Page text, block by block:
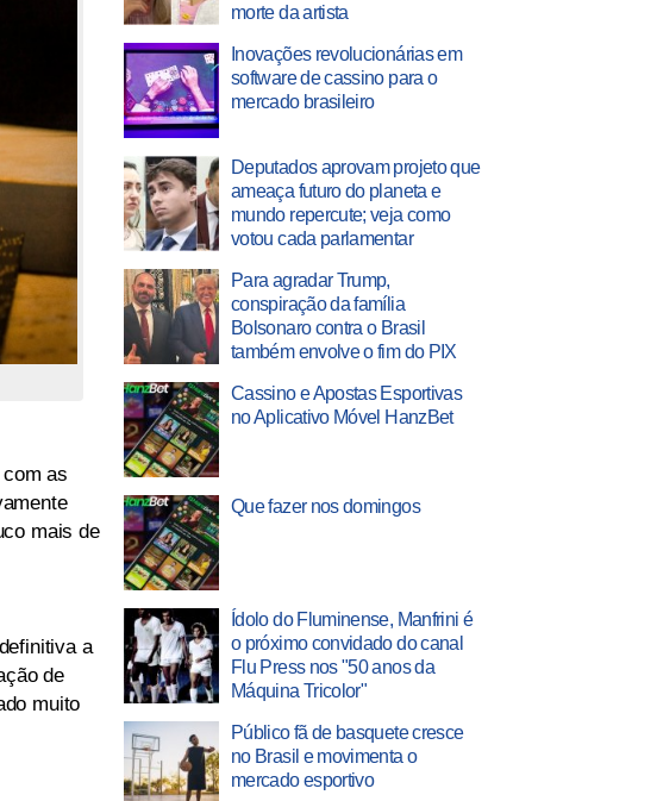
as
mais de
a
de
muito
morte da artista
Inovações revolucionárias em
software de cassino para o
mercado brasileiro
Deputados aprovam projeto que
ameaça futuro do planeta e
mundo repercute; veja como
votou cada parlamentar
Para agradar Trump,
conspiração da família
Bolsonaro contra o Brasil
também envolve o fim do PIX
Cassino e Apostas Esportivas
no Aplicativo Móvel HanzBet
Que fazer nos domingos
Ídolo do Fluminense, Manfrini é
o próximo convidado do canal
Flu Press nos "50 anos da
Máquina Tricolor"
Público fã de basquete cresce
no Brasil e movimenta o
mercado esportivo